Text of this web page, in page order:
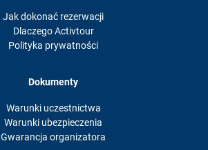
Jak dokonać rezerwacji
Dlaczego Activtour
Polityka prywatności
Dokumenty
Warunki uczestnictwa
Warunki ubezpieczenia
Gwarancja organizatora